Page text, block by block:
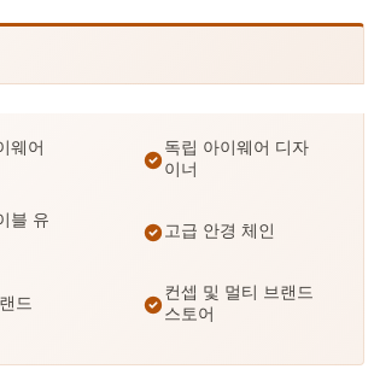
웨어
독립 아이웨어 디자
이너
블 유
고급 안경 체인
드
컨셉 및 멀티 브랜드
스토어